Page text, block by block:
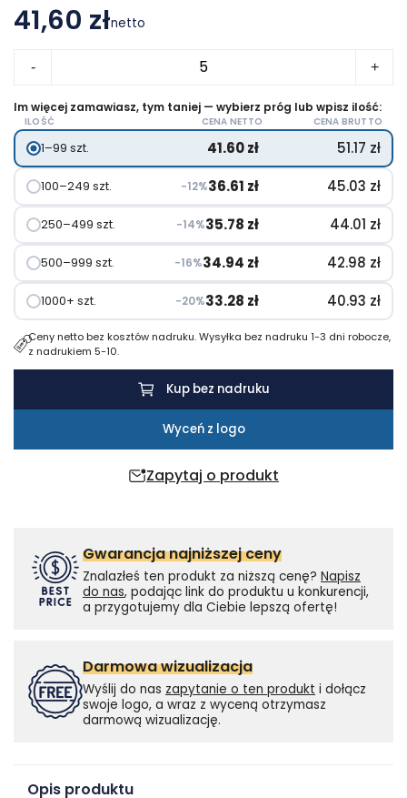
41,60 złnetto
-
plażowa,
na
zakupy,
torba
termoizolacyjna
RPET
+
Zapytaj o produkt
Im więcej zamawiasz, tym taniej — wybierz próg lub wpisz ilość:
ILOŚĆ CENA NETTO CENA BRUTTO
1–99 szt. 41.60zł 51.17 zł
100–249 szt. −12%36.61 zł 45.03 zł
250–499 szt. −14%35.78 zł 44.01 zł
500–999 szt. −16%34.94 zł 42.98 zł
1000+ szt. −20%33.28 zł 40.93 zł
Ceny netto bez kosztów nadruku. Wysyłka bez nadruku 1-3 dni robocze,
z nadrukiem 5-10.
Kup bez nadruku
Wyceń z logo
Gwarancja najniższej ceny
Znalazłeś ten produkt za niższą cenę? Napisz
do nas, podając link do produktu u konkurencji,
a przygotujemy dla Ciebie lepszą ofertę!
Darmowa wizualizacja
Wyślij do nas zapytanie o ten produkt i dołącz
swoje logo, a wraz z wyceną otrzymasz
darmową wizualizację.
Opis produktu